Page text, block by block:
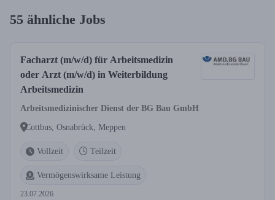
55 ähnliche Jobs
Facharzt (m/w/d) für Arbeitsmedizin
oder Arzt (m/w/d) in Weiterbildung
Arbeitsmedizin
Arbeitsmedizinischer Dienst der BG Bau GmbH
Cottbus, Osnabrück, Meppen
Vollzeit Teilzeit
Vermögenswirksame Leistung
23.07.2026